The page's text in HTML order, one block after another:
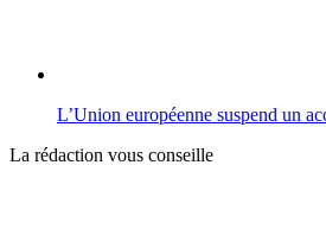
L’Union européenne suspend un
La rédaction vous conseille